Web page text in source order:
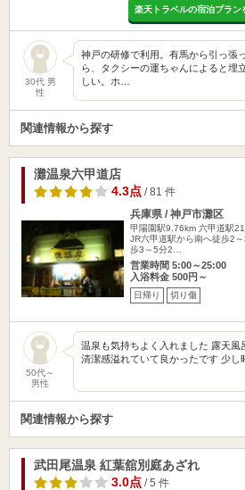
楽天トラベルの宿泊プラン
30代 男
性
神戸の研修で利用。有馬から引っ張
ら、タクシーの運ちゃんによると埋
しい。ホ…
関連情報から探す
灘温泉六甲道店
4.3点/ 81 件
兵庫県 / 神戸市灘区
甲陽園駅9.76km 六甲道駅
JR六甲道駅から南へ徒歩2
歩3～5分2…
営業時間 5:00～25:00
入浴料金 500円～
日帰り 切り傷
50代～
男性
温泉も気持ちよく入れました 露天風
清潔感溢れていて良かったです 少し
関連情報から探す
武田尾温泉 紅葉舘別庭あざれ
3.0点/ 5 件